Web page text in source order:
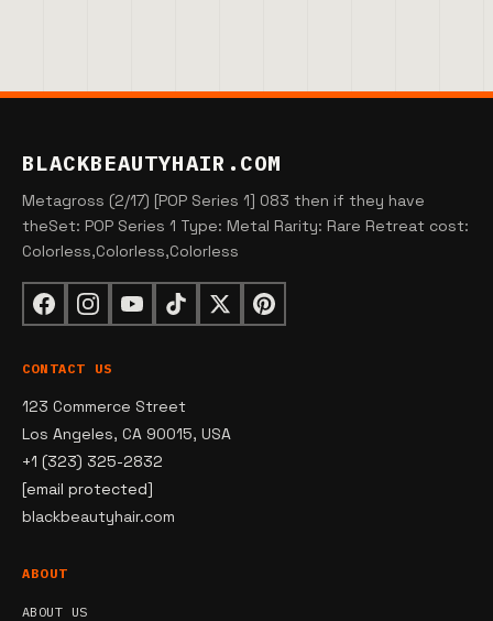
BLACKBEAUTYHAIR.COM
Metagross (2/17) [POP Series 1] 083 then if they have
theSet: POP Series 1 Type: Metal Rarity: Rare Retreat cost:
Colorless,Colorless,Colorless
CONTACT US
123 Commerce Street
Los Angeles, CA 90015, USA
+1 (323) 325-2832
[email protected]
blackbeautyhair.com
ABOUT
ABOUT US